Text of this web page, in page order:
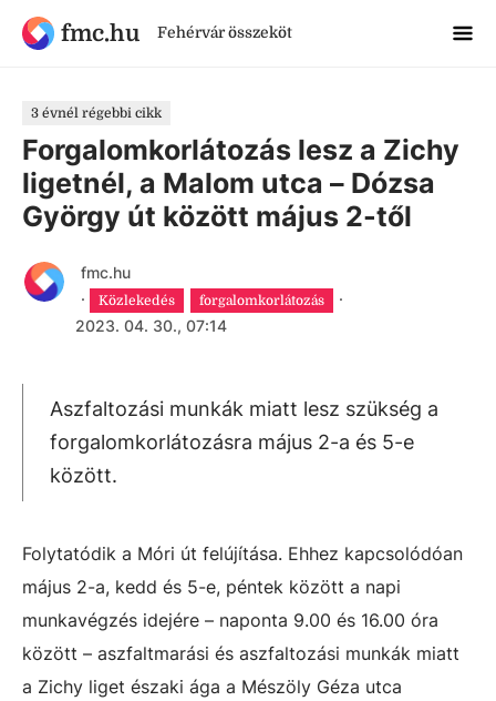
fmc.hu Fehérvár összeköt
3 évnél régebbi cikk
Forgalomkorlátozás lesz a Zichy
ligetnél, a Malom utca – Dózsa
György út között május 2-től
fmc.hu
·
Közlekedés forgalomkorlátozás
·
2023. 04. 30., 07:14
Aszfaltozási munkák miatt lesz szükség a
forgalomkorlátozásra május 2-a és 5-e
között.
Folytatódik a Móri út felújítása. Ehhez kapcsolódóan
május 2-a, kedd és 5-e, péntek között a napi
munkavégzés idejére – naponta 9.00 és 16.00 óra
között – aszfaltmarási és aszfaltozási munkák miatt
a Zichy liget északi ága a Mészöly Géza utca